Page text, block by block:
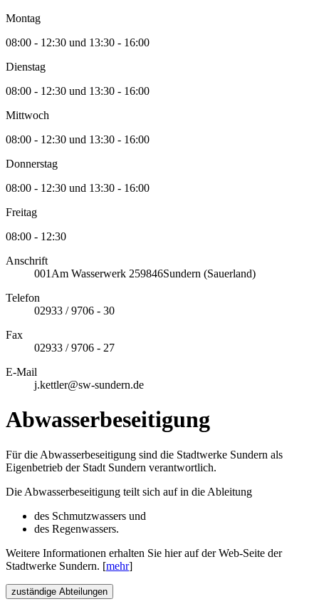
Montag
08:00 - 12:30 und 13:30 - 16:00
Dienstag
08:00 - 12:30 und 13:30 - 16:00
Mittwoch
08:00 - 12:30 und 13:30 - 16:00
Donnerstag
08:00 - 12:30 und 13:30 - 16:00
Freitag
08:00 - 12:30
Anschrift
001 Am Wasserwerk 259846Sundern (Sauerland)
Telefon
02933 / 9706 - 30
Fax
02933 / 9706 - 27
E-Mail
j.kettler@sw-sundern.de
Abwasserbeseitigung
Für die Abwasserbeseitigung sind die Stadtwerke Sundern als
Eigenbetrieb der Stadt Sundern verantwortlich.
Die Abwasserbeseitigung teilt sich auf in die Ableitung
des Schmutzwassers und
des Regenwassers.
Weitere Informationen erhalten Sie hier auf der Web-Seite der
Stadtwerke Sundern. [mehr]
zuständige Abteilungen